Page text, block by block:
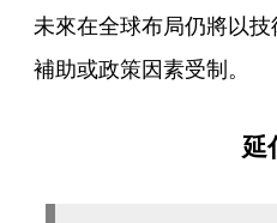
未來在全球布局仍將以
補助或政策因素受制。
延